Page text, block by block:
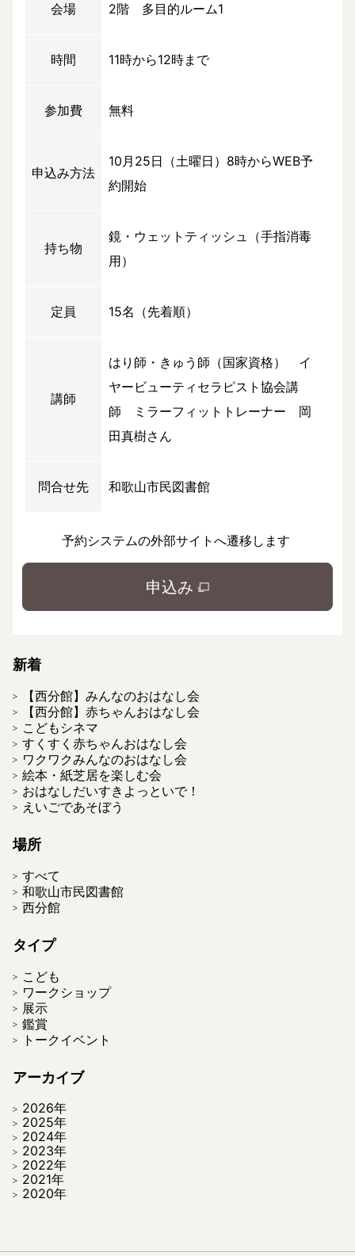
会場 2階 多目的ルーム1
時間 11時から12時まで
参加費 無料
申込み方法
10月25日（土曜日）8時からWEB予
約開始
持ち物
鏡・ウェットティッシュ（手指消毒
用）
定員 15名（先着順）
講師
はり師・きゅう師（国家資格） イ
ヤービューティセラピスト協会講
師 ミラーフィットトレーナー 岡
田真樹さん
問合せ先 和歌山市民図書館
予約システムの外部サイトへ遷移します
申込み
新着
【西分館】みんなのおはなし会
【西分館】赤ちゃんおはなし会
こどもシネマ
すくすく赤ちゃんおはなし会
ワクワクみんなのおはなし会
絵本・紙芝居を楽しむ会
おはなしだいすきよっといで！
えいごであそぼう
場所
すべて
和歌山市民図書館
西分館
タイプ
こども
ワークショップ
展示
鑑賞
トークイベント
アーカイブ
2026年
2025年
2024年
2023年
2022年
2021年
2020年